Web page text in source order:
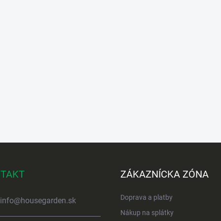
info@housegarden.sk
ZÁKAZNÍCKA ZÓNA
Doprava a platby
Nákup na splátky